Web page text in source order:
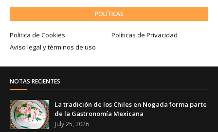
POLÍTICAS
Politica de Cookies
Políticas de Privacidad
Aviso legal y términos de uso
NOTAS RECIENTES
La tradición de los Chiles en Nogada forma parte
de la Gastronomía Mexicana
July 25, 2026